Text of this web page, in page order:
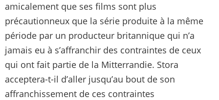
amicalement que ses films sont plus
précautionneux que la série produite à la même
période par un producteur britannique qui n’a
jamais eu à s’affranchir des contraintes de ceux
qui ont fait partie de la Mitterrandie. Stora
acceptera-t-il d’aller jusqu’au bout de son
affranchissement de ces contraintes